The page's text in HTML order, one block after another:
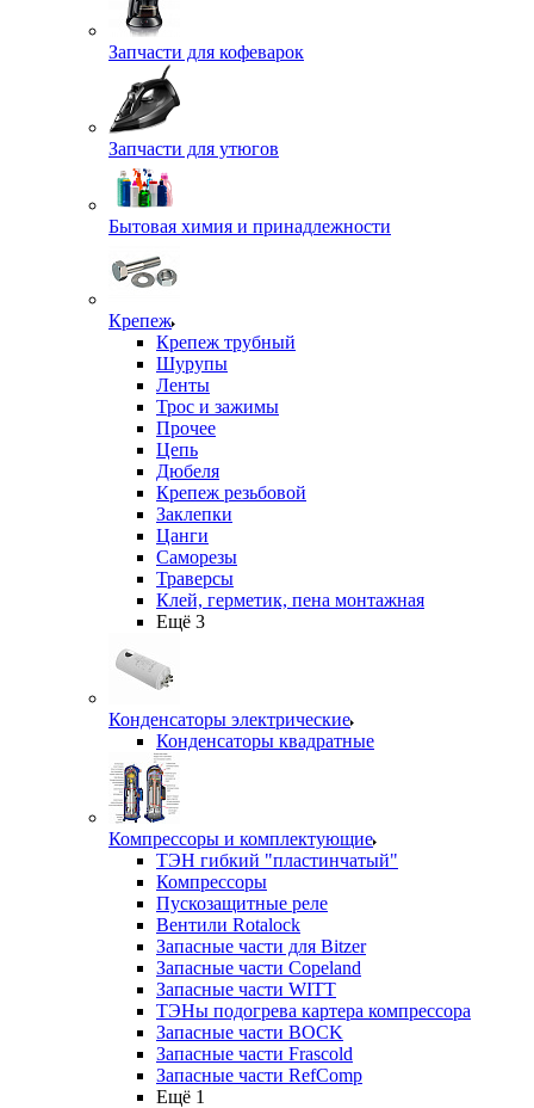
Запчасти для кофеварок
Запчасти для утюгов
Бытовая химия и принадлежности
Крепеж
Крепеж трубный
Шурупы
Ленты
Трос и зажимы
Прочее
Цепь
Дюбеля
Крепеж резьбовой
Заклепки
Цанги
Саморезы
Траверсы
Клей, герметик, пена монтажная
Ещё 3
Конденсаторы электрические
Конденсаторы квадратные
Компрессоры и комплектующие
ТЭН гибкий "пластинчатый"
Компрессоры
Пускозащитные реле
Вентили Rotalock
Запасные части для Bitzer
Запасные части Copeland
Запасные части WITT
ТЭНы подогрева картера компрессора
Запасные части BOCK
Запасные части Frascold
Запасные части RefComp
Ещё 1